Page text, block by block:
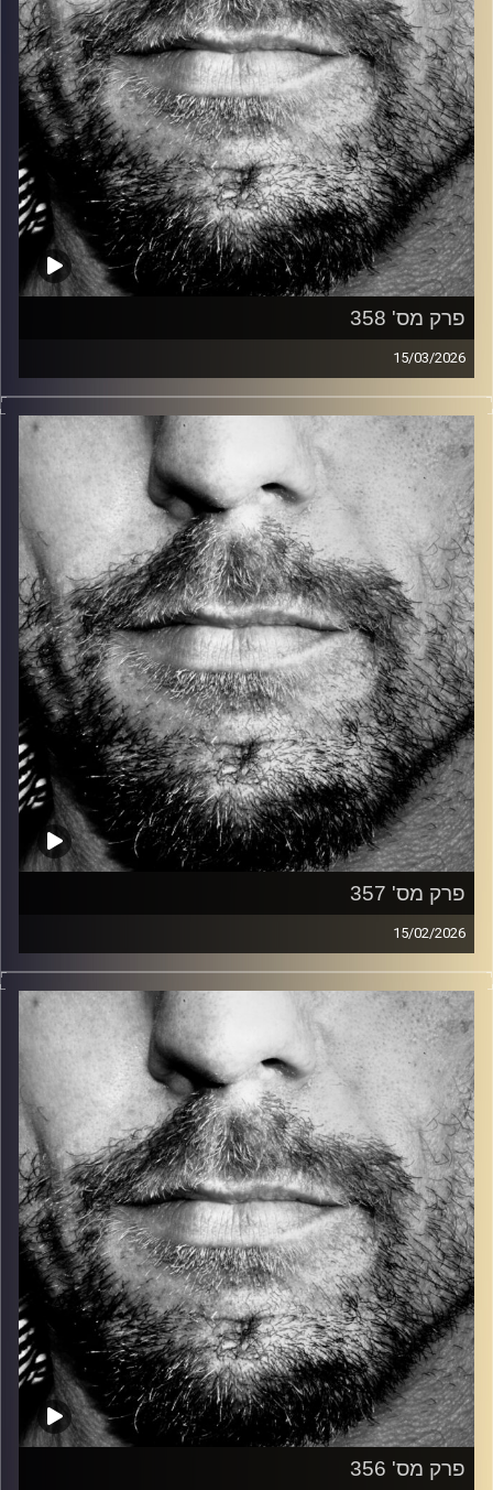
פרק מס' 358
15/03/2026
זיפים, מוזיקה מחוספסת של הופעות חיות. הרבה ג'אם, רוק,
בלוז, bluegrass, ג'אז, Fאנק, פרוגרסיב ואפילו אלקטרוניקה.
כל מה שחי, אמיתי ונושם.
עם שמוליק רגב.
קרדיט תמונות: David Goehring
פרק מס' 357
15/02/2026
זיפים, מוזיקה מחוספסת של הופעות חיות. הרבה ג'אם, רוק,
בלוז, bluegrass, ג'אז, Fאנק, פרוגרסיב ואפילו אלקטרוניקה.
כל מה שחי, אמיתי ונושם.
עם שמוליק רגב.
קרדיט תמונות: David Goehring
פרק מס' 356